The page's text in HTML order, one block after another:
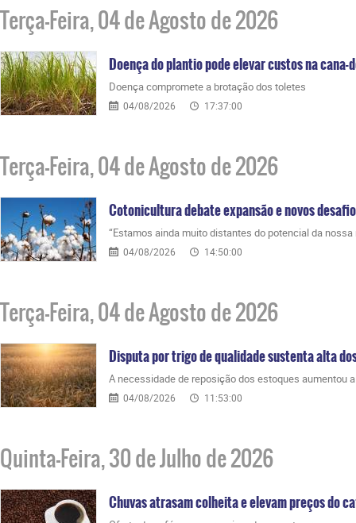
Terça-Feira, 04 de Agosto de 2026
Doença do plantio pode elevar custos na cana-
Doença compromete a brotação dos toletes
04/08/2026 17:37:00
Terça-Feira, 04 de Agosto de 2026
Cotonicultura debate expansão e novos
“Estamos ainda muito distantes do potencial da nossa
04/08/2026 14:50:00
Terça-Feira, 04 de Agosto de 2026
Disputa por trigo de qualidade sustenta alta
A necessidade de reposição dos estoques aumentou
04/08/2026 11:53:00
Quinta-Feira, 30 de Julho de 2026
Chuvas atrasam colheita e elevam preços do